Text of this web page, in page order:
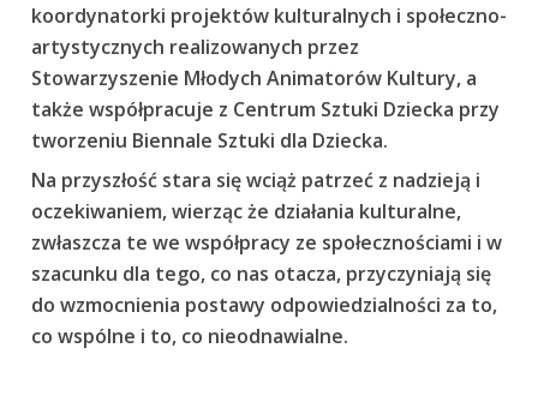
koordynatorki projektów kulturalnych i społeczno-
artystycznych realizowanych przez
Stowarzyszenie Młodych Animatorów Kultury, a
także współpracuje z Centrum Sztuki Dziecka przy
tworzeniu Biennale Sztuki dla Dziecka.
Na przyszłość stara się wciąż patrzeć z nadzieją i
oczekiwaniem, wierząc że działania kulturalne,
zwłaszcza te we współpracy ze społecznościami i w
szacunku dla tego, co nas otacza, przyczyniają się
do wzmocnienia postawy odpowiedzialności za to,
co wspólne i to, co nieodnawialne.